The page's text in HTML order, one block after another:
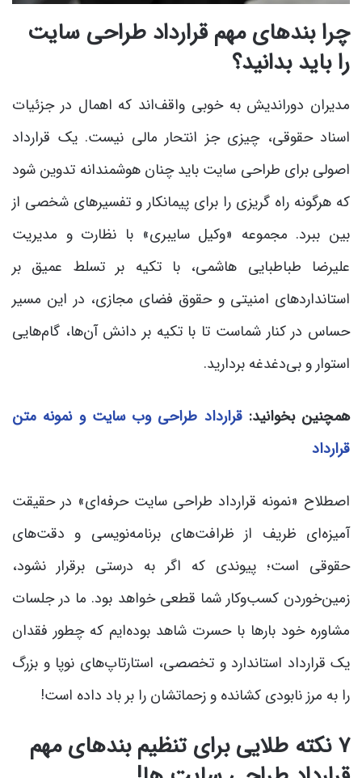
چرا بندهای مهم قرارداد طراحی سایت
را باید بدانید؟
مدیران دوراندیش به خوبی واقف‌اند که اهمال در جزئیات
اسناد حقوقی، چیزی جز انتحار مالی نیست. یک قرارداد
اصولی برای طراحی سایت باید چنان هوشمندانه تدوین شود
که هرگونه راه گریزی را برای پیمانکار و تفسیرهای شخصی از
بین ببرد. مجموعه «وکیل سایبری» با نظارت و مدیریت
علیرضا طباطبایی هاشمی، با تکیه بر تسلط عمیق بر
استانداردهای امنیتی و حقوق فضای مجازی، در این مسیر
حساس در کنار شماست تا با تکیه بر دانش آن‌ها، گام‌هایی
استوار و بی‌دغدغه بردارید.
همچنین بخوانید:قرارداد طراحی وب سایت و نمونه متن
قرارداد
اصطلاح «نمونه قرارداد طراحی سایت حرفه‌ای» در حقیقت
آمیزه‌ای ظریف از ظرافت‌های برنامه‌نویسی و دقت‌های
حقوقی است؛ پیوندی که اگر به درستی برقرار نشود،
زمین‌خوردن کسب‌وکار شما قطعی خواهد بود. ما در جلسات
مشاوره خود بارها با حسرت شاهد بوده‌ایم که چطور فقدان
یک قرارداد استاندارد و تخصصی، استارتاپ‌های نوپا و بزرگ
را به مرز نابودی کشانده و زحماتشان را بر باد داده است!
۷ نکته طلایی برای تنظیم بندهای مهم